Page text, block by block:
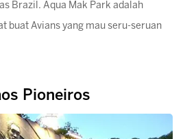
Brazil. Aqua Mak Park adalah
buat Avians yang mau seru-seruan
Pioneiros